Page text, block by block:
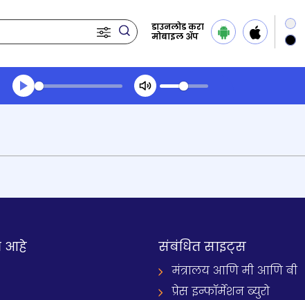
डाउनलोड करा
मोबाइल ॲप
Transcript summary
आहे संबंधित साइट्स
मंत्रालय आणि मी आणि बी
प्रेस इन्फॉर्मेशन ब्युरो